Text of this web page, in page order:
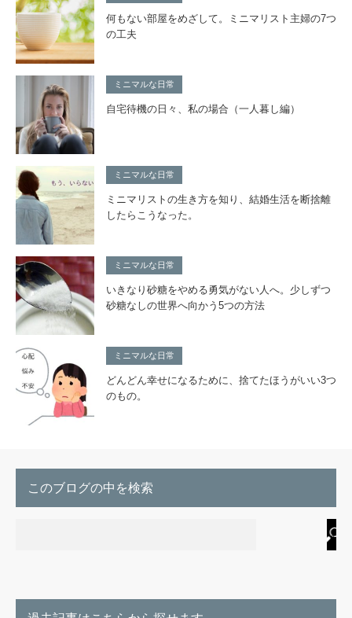
何もない部屋をめざして。ミニマリスト主婦の7つ
の工夫
ミニマルな日常
自宅待機の日々、私の場合（一人暮し編）
ミニマルな日常
ミニマリストの生き方を知り、結婚生活を断捨離
したらこうなった。
ミニマルな日常
いきなり砂糖をやめる勇気がない人へ。少しずつ
砂糖なしの世界へ向かう5つの方法
ミニマルな日常
どんどん幸せになるために、捨てたほうがいい3つ
のもの。
このブログの中を検索